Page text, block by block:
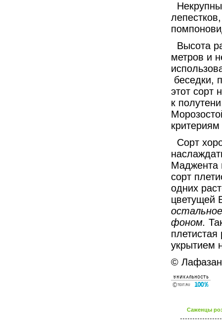
Высота
метров и
беседки,
этот сорт
к
критериям
Сорт
Маджента
сорт
одних
цветущей
фоном.
плетистая
укрытием
©
Саженцы